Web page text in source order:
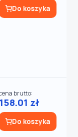
Do koszyka
brutto:
158.01 zł
Do koszyka